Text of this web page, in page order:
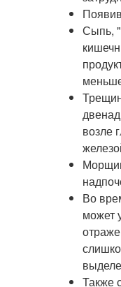
Сыпь,
возле
Во
может
Также